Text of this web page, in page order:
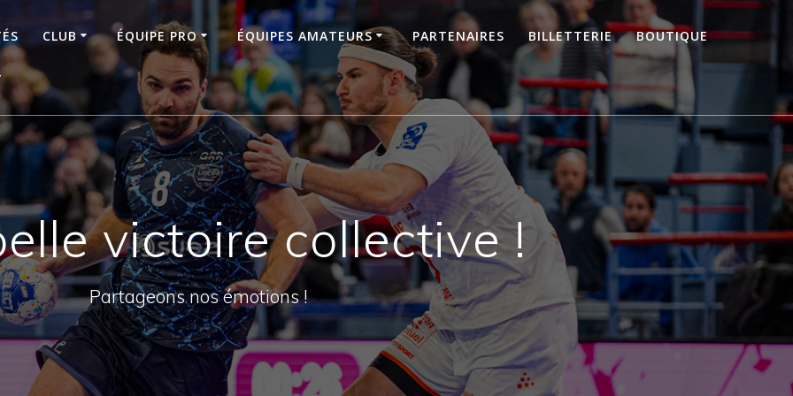
CLUB ÉQUIPE PRO ÉQUIPES AMATEURS PARTENAIRES BILLETTERIE BOUTIQUE
victoire collective !
Partageons nos émotions !